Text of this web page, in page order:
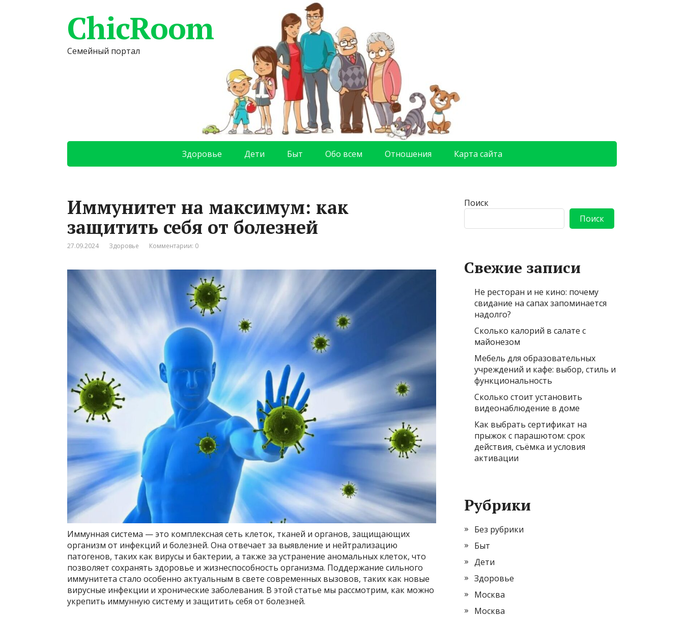
ChicRoom
Семейный портал
Здоровье Дети Быт Обо всем Отношения Карта сайта
Иммунитет на максимум: как
защитить себя от болезней
27.09.2024 Здоровье Комментарии: 0
Иммунная система — это комплексная сеть клеток, тканей и органов, защищающих
организм от инфекций и болезней. Она отвечает за выявление и нейтрализацию
патогенов, таких как вирусы и бактерии, а также за устранение аномальных клеток, что
позволяет сохранять здоровье и жизнеспособность организма. Поддержание сильного
иммунитета стало особенно актуальным в свете современных вызовов, таких как новые
вирусные инфекции и хронические заболевания. В этой статье мы рассмотрим, как можно
укрепить иммунную систему и защитить себя от болезней.
Поиск
Поиск
Свежие записи
Не ресторан и не кино: почему
свидание на сапах запоминается
надолго?
Сколько калорий в салате с
майонезом
Мебель для образовательных
учреждений и кафе: выбор, стиль и
функциональность
Сколько стоит установить
видеонаблюдение в доме
Как выбрать сертификат на
прыжок с парашютом: срок
действия, съёмка и условия
активации
Рубрики
Без рубрики
Быт
Дети
Здоровье
Москва
Москва